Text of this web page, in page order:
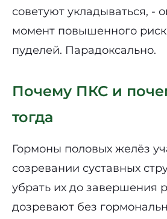
советуют укладываться, -
момент повышенного
пуделей. Парадоксально.
Почему ПКС и
тогда
Гормоны половых желёз
созревании суставных
убрать их до завершения
дозревают без